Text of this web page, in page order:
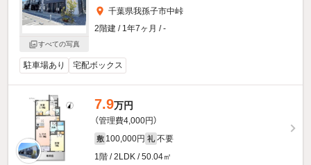
すべての写真
千葉県我孫子市中峠
2階建 / 1年7ヶ月 / -
駐車場あり 宅配ボックス
7.9万円
（管理費4,000円）
敷 100,000円 礼 不要
1階 / 2LDK / 50.04㎡